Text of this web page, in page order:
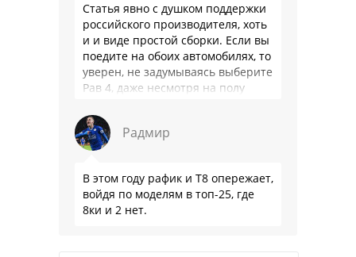
Статья явно с душком поддержки
российского производителя, хоть
и и виде простой сборки. Если вы
поедите на обоих автомобилях, то
уверен, не задумываясь выберите
Рав 4, даже несмотря на полу
Радмир
В этом году рафик и Т8 опережает,
войдя по моделям в топ-25, где
8ки и 2 нет.